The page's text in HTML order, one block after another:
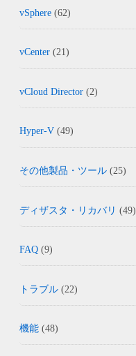
vSphere (62)
vCenter (21)
vCloud Director (2)
Hyper-V (49)
その他製品・ツール (25)
ディザスタ・リカバリ (49)
FAQ (9)
トラブル (22)
機能 (48)